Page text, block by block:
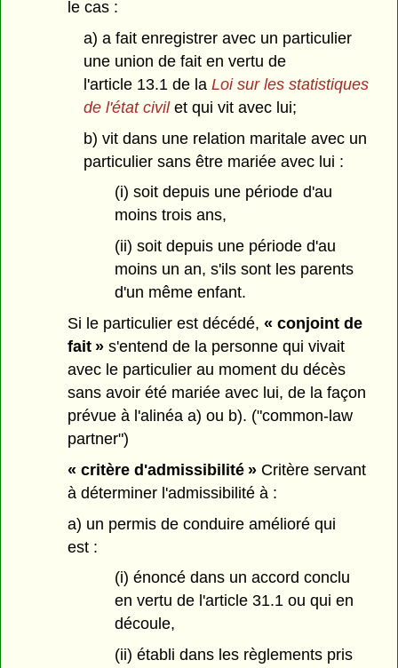
le cas :
a) a fait enregistrer avec un particulier
une union de fait en vertu de
l'article 13.1 de la Loi sur les statistiques
de l'état civilet qui vit avec lui;
b) vit dans une relation maritale avec un
particulier sans être mariée avec lui :
(i) soit depuis une période d'au
moins trois ans,
(ii) soit depuis une période d'au
moins un an, s'ils sont les parents
d'un même enfant.
Si le particulier est décédé,« conjoint de
fait » s'entend de la personne qui vivait
avec le particulier au moment du décès
sans avoir été mariée avec lui, de la façon
prévue à l'alinéa a) ou b). ("common-law
partner")
« critère d'admissibilité » Critère servant
à déterminer l'admissibilité à :
a) un permis de conduire amélioré qui
est :
(i) énoncé dans un accord conclu
en vertu de l'article 31.1 ou qui en
découle,
(ii) établi dans les règlements pris